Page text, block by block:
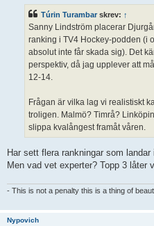
Túrin Turambar skrev: ↑
Sanny Lindström placerar
ranking i TV4 Hockey-podden (i
absolut inte får skada sig). Det
perspektiv, då jag upplever att
12-14.
Frågan är vilka lag vi realistiskt
troligen. Malmö? Timrå?
slippa kvalångest framåt våren.
Har sett flera rankningar som landar
Men vad vet experter? Topp 3 låter
- This is not a penalty this is a thing of
Nypovich